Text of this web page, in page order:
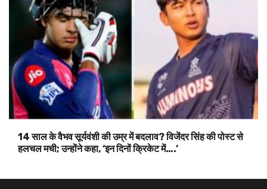
14 साल के वैभव सूर्यवंशी की उम्र में बदलाव? विजेंदर सिंह की पोस्ट से
हलचल मची; उन्होंने कहा, ‘इन दिनों क्रिकेट में….’